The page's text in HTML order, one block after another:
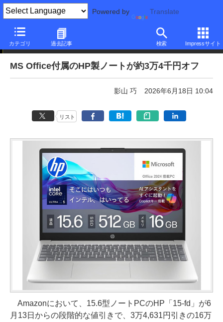
Powered by Translate
カテゴリ 過去記事 検索 Impressサイト
本日みつけたお買い得品
MS Office付属のHP製ノートが約3万4千円オフ
影山 巧 2026年6月18日 10:04
リスト
Amazonにおいて、15.6型ノートPCのHP「15-fd」が6
月13日からの段階的な値引きで、3万4,631円引きの16万